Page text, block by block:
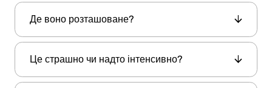
Де воно розташоване?
Досвід відбувається на 54-му поверсі Бізнес-
центру Sapphire у Левенті, Стамбул.
Це страшно чи надто інтенсивно?